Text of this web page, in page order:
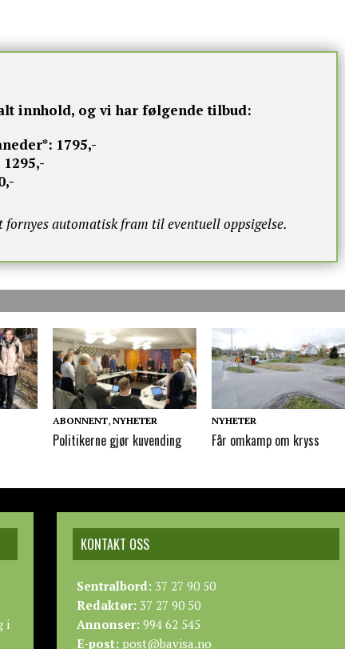
innhold, og vi har følgende tilbud:
1795,-
1295,-
fornyes automatisk fram til eventuell oppsigelse.
ABONNENT,NYHETER
Politikerne gjør kuvending
NYHETER
Får omkamp om kryss
i
KONTAKT OSS
Sentralbord: 37 27 90 50
Redaktør: 37 27 90 50
Annonser: 994 62 545
E-post: post@bavisa.no